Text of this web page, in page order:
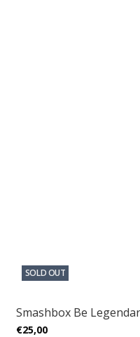
SOLD OUT
Smashbox Be
€25,00